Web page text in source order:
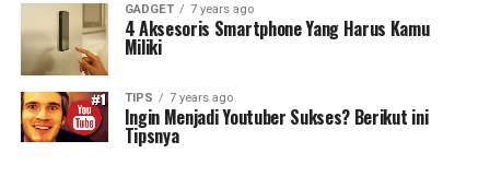
GADGET 7 years ago
4 Aksesoris Smartphone Yang Harus Kamu
Miliki
TIPS 7 years ago
Ingin Menjadi Youtuber Sukses? Berikut ini
Tipsnya